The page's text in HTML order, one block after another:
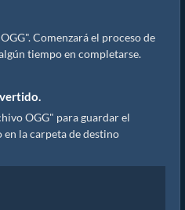
Comenzará el proceso de
tiempo en completarse.
OGG" para guardar el
la carpeta de destino